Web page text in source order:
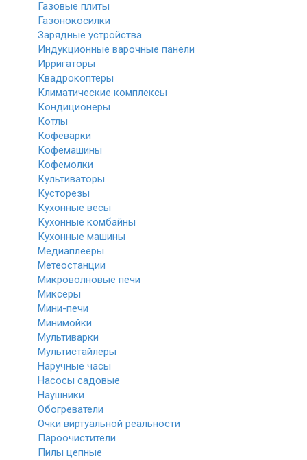
Газовые плиты
Газонокосилки
Зарядные устройства
Индукционные варочные панели
Ирригаторы
Квадрокоптеры
Климатические комплексы
Кондиционеры
Котлы
Кофеварки
Кофемашины
Кофемолки
Культиваторы
Кусторезы
Кухонные весы
Кухонные комбайны
Кухонные машины
Медиаплееры
Метеостанции
Микроволновые печи
Миксеры
Мини-печи
Минимойки
Мультиварки
Мультистайлеры
Наручные часы
Насосы садовые
Наушники
Обогреватели
Очки виртуальной реальности
Пароочистители
Пилы цепные